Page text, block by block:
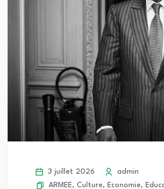
3 juillet 2026
admin
ARMEE, Culture, Economie,